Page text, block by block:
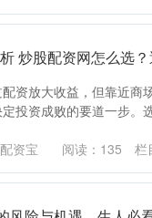
炒股配资网怎么选
资放大收益，但靠近商
投资成败的要道一步。
资宝 阅读： 135 栏